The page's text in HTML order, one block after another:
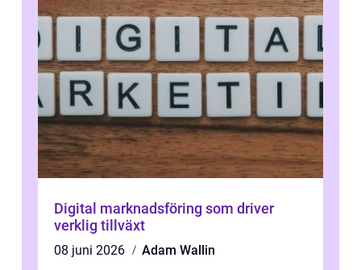
Digital marknadsföring som driver
verklig tillväxt
08 juni 2026
Adam Wallin